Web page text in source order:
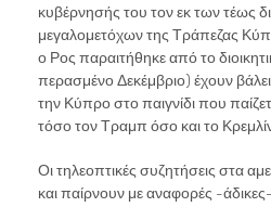
κυβέρνησής του τον εκ των τέως
μεγαλομετόχων της Τράπεζας
ο Ρος παραιτήθηκε από το
περασμένο Δεκέμβριο) έχουν
την Κύπρο στο παιγνίδι που
τόσο τον Τραμπ όσο και το
Οι τηλεοπτικές συζητήσεις στα
και παίρνουν με αναφορές -